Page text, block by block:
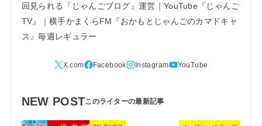
回見られる『じゃんごブログ』運営｜YouTube『じゃんご
TV』｜横手かまくらFM『おかもとじゃんごのカマドキャ
ス』毎週レギュラー
NEW POST